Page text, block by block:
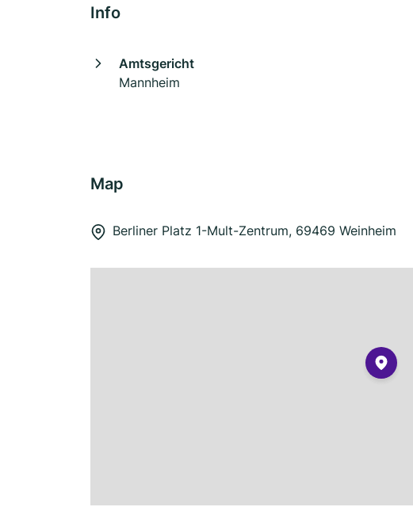
Info
Amtsgericht
Mannheim
Map
Berliner Platz 1-Mult-Zentrum, 69469 Weinheim